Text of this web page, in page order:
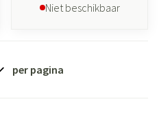
Niet beschikbaar
per pagina